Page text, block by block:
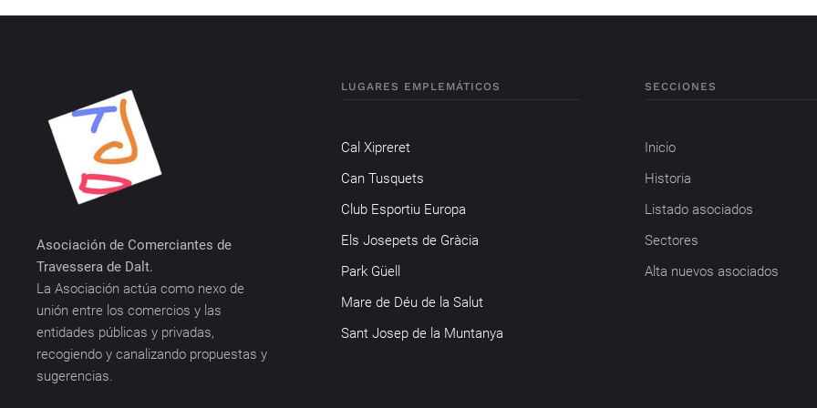
Asociación de Comerciantes de
Travessera de Dalt.
La Asociación actúa como nexo de
unión entre los comercios y las
entidades públicas y privadas,
recogiendo y canalizando propuestas y
sugerencias.
LUGARES EMPLEMÁTICOS
Cal Xipreret
Can Tusquets
Club Esportiu Europa
Els Josepets de Gràcia
Park Güell
Mare de Déu de la Salut
Sant Josep de la Muntanya
SECCIONES
Inicio
Historia
Listado asociados
Sectores
Alta nuevos asociados